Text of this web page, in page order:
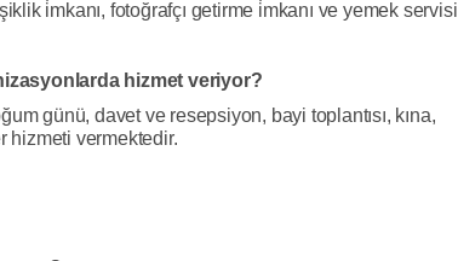
i̇mkanı, fotoğrafçı getirme i̇mkanı ve yemek servisi
hizmet veriyor?
günü, davet ve resepsiyon, bayi toplantısı, kına,
hizmeti vermektedir.